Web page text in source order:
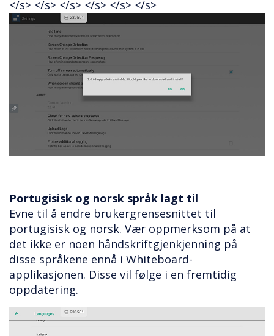
</s> </s> </s> </s> </s> </s>
Portugisisk og norsk språk lagt til
Evne til å endre brukergrensesnittet til
portugisisk og norsk. Vær oppmerksom på at
det ikke er noen håndskriftgjenkjenning på
disse språkene ennå i Whiteboard-
applikasjonen. Disse vil følge i en fremtidig
oppdatering.